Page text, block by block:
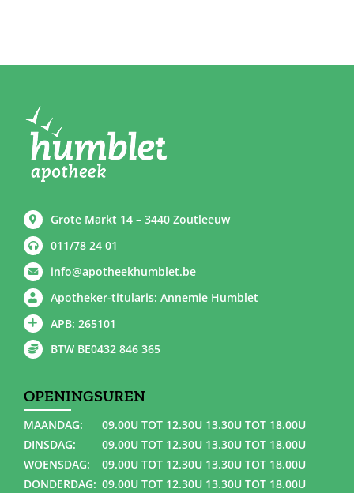
Grote Markt 14 – 3440 Zoutleeuw
011/78 24 01
info@apotheekhumblet.be
Apotheker-titularis: Annemie Humblet
APB: 265101
BTW BE0432 846 365
OPENINGSUREN
MAANDAG:
09.00U TOT 12.30U 13.30U TOT 18.00U
DINSDAG:
09.00U TOT 12.30U 13.30U TOT 18.00U
WOENSDAG:
09.00U TOT 12.30U 13.30U TOT 18.00U
DONDERDAG: 09.00U TOT 12.30U 13.30U TOT 18.00U